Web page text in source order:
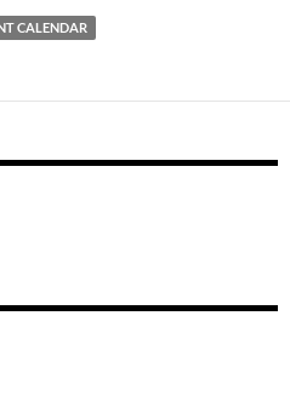
One
レ
連
CALENDAR